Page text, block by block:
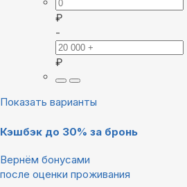
₽
-
₽
Показать варианты
Кэшбэк до 30% за бронь
Вернём бонусами
после оценки проживания